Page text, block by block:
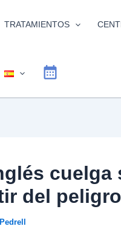
TRATAMIENTOS
cuelga
del